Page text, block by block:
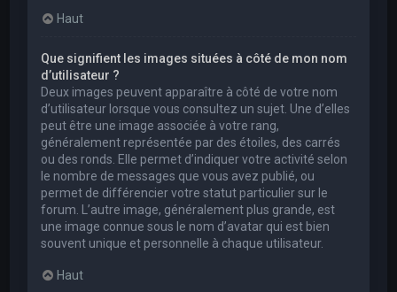
Haut
Que signifient les images situées à côté de mon nom
d’utilisateur ?
Deux images peuvent apparaître à côté de votre nom
d’utilisateur lorsque vous consultez un sujet. Une d’elles
peut être une image associée à votre rang,
généralement représentée par des étoiles, des carrés
ou des ronds. Elle permet d’indiquer votre activité selon
le nombre de messages que vous avez publié, ou
permet de différencier votre statut particulier sur le
forum. L’autre image, généralement plus grande, est
une image connue sous le nom d’avatar qui est bien
souvent unique et personnelle à chaque utilisateur.
Haut